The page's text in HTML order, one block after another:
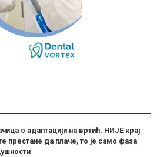
о адаптацији на вртић: НИЈЕ крај
престане да плаче, то је само фаза